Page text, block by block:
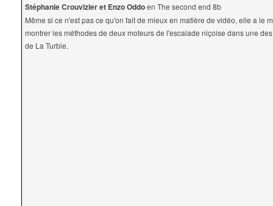
Stéphanie Crouvizier et Enzo Oddoen The second end 8b
Même si ce n'est pas ce qu'on fait de mieux en matière de vidéo, elle a le
montrer les méthodes de deux moteurs de l'escalade niçoise dans une
de La Turbie.